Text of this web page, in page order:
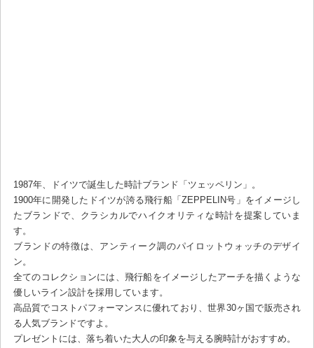
1987年、ドイツで誕生した時計ブランド「ツェッペリン」。
1900年に開発したドイツが誇る飛行船「ZEPPELIN号」をイメージし
たブランドで、クラシカルでハイクオリティな時計を提案していま
す。
ブランドの特徴は、アンティーク調のパイロットウォッチのデザイ
ン。
全てのコレクションには、飛行船をイメージしたアーチを描くような
優しいライン設計を採用しています。
高品質でコストパフォーマンスに優れており、世界30ヶ国で販売され
る人気ブランドですよ。
プレゼントには、落ち着いた大人の印象を与える腕時計がおすすめ。